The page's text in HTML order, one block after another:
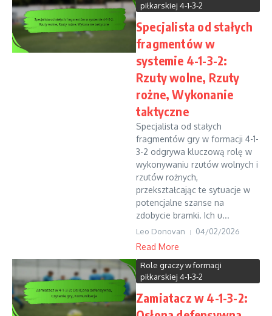
piłkarskiej 4-1-3-2
Specjalista od stałych
fragmentów w
systemie 4-1-3-2:
Rzuty wolne, Rzuty
rożne, Wykonanie
taktyczne
Specjalista od stałych
fragmentów gry w formacji 4-1-
3-2 odgrywa kluczową rolę w
wykonywaniu rzutów wolnych i
rzutów rożnych,
przekształcając te sytuacje w
potencjalne szanse na
zdobycie bramki. Ich u...
Leo Donovan 04/02/2026
Read More
Role graczy w formacji
piłkarskiej 4-1-3-2
Zamiatacz w 4-1-3-2: